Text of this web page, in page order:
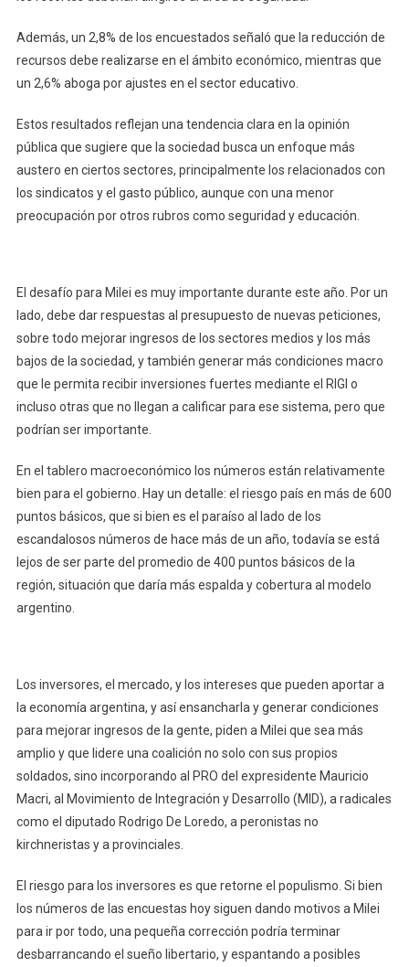
Además, un 2,8% de los encuestados señaló que la reducción de
recursos debe realizarse en el ámbito económico, mientras que
un 2,6% aboga por ajustes en el sector educativo.
Estos resultados reflejan una tendencia clara en la opinión
pública que sugiere que la sociedad busca un enfoque más
austero en ciertos sectores, principalmente los relacionados con
los sindicatos y el gasto público, aunque con una menor
preocupación por otros rubros como seguridad y educación.
El desafío para Milei es muy importante durante este año. Por un
lado, debe dar respuestas al presupuesto de nuevas peticiones,
sobre todo mejorar ingresos de los sectores medios y los más
bajos de la sociedad, y también generar más condiciones macro
que le permita recibir inversiones fuertes mediante el RIGI o
incluso otras que no llegan a calificar para ese sistema, pero que
podrían ser importante.
En el tablero macroeconómico los números están relativamente
bien para el gobierno. Hay un detalle: el riesgo país en más de 600
puntos básicos, que si bien es el paraíso al lado de los
escandalosos números de hace más de un año, todavía se está
lejos de ser parte del promedio de 400 puntos básicos de la
región, situación que daría más espalda y cobertura al modelo
argentino.
Los inversores, el mercado, y los intereses que pueden aportar a
la economía argentina, y así ensancharla y generar condiciones
para mejorar ingresos de la gente, piden a Milei que sea más
amplio y que lidere una coalición no solo con sus propios
soldados, sino incorporando al PRO del expresidente Mauricio
Macri, al Movimiento de Integración y Desarrollo (MID), a radicales
como el diputado Rodrigo De Loredo, a peronistas no
kirchneristas y a provinciales.
El riesgo para los inversores es que retorne el populismo. Si bien
los números de las encuestas hoy siguen dando motivos a Milei
para ir por todo, una pequeña corrección podría terminar
desbarrancando el sueño libertario, y espantando a posibles